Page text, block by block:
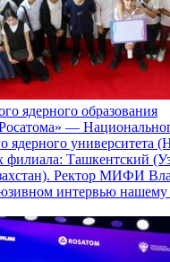
ядерного образования
—
ядерного
Ташкентский
Ректор МИФИ
интервью